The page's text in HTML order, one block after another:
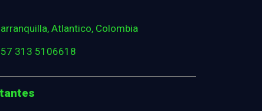
Atlantico, Colombia
313 5106618